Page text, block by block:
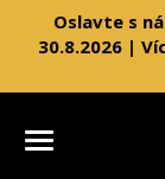
Oslavte s
30.8.2026 |